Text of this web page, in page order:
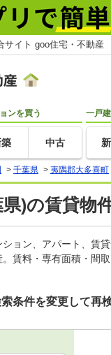
サイト goo住宅・不動産
ンを買う
中古
一戸
> 千葉県 > 夷隅郡大多喜町
)の賃貸物
ョン、アパート、賃
賃料・専有面積・間
条件を変更して再